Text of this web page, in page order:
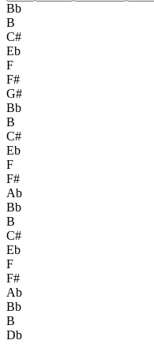
Bb
B
C#
Eb
F
F#
G#
Bb
B
C#
Eb
F
F#
Ab
Bb
B
C#
Eb
F
F#
Ab
Bb
B
Db